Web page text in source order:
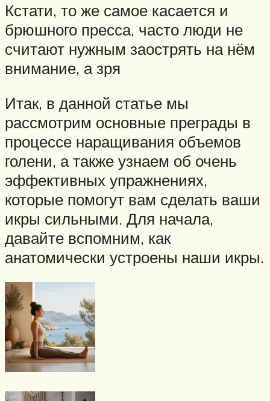
Кстати, то же самое касается и
брюшного пресса, часто люди не
считают нужным заострять на нём
внимание, а зря
Итак, в данной статье мы
рассмотрим основные преграды в
процессе наращивания объемов
голени, а также узнаем об очень
эффективных упражнениях,
которые помогут вам сделать ваши
икры сильными. Для начала,
давайте вспомним, как
анатомически устроены наши икры.